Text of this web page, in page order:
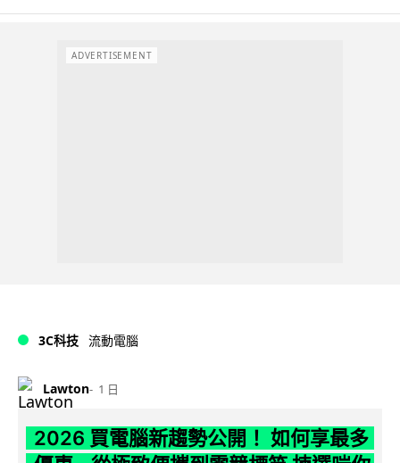
ADVERTISEMENT
3C科技 流動電腦
Lawton 1 日
2026 買電腦新趨勢公開！ 如何享最多